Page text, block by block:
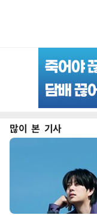
많이 본 기사